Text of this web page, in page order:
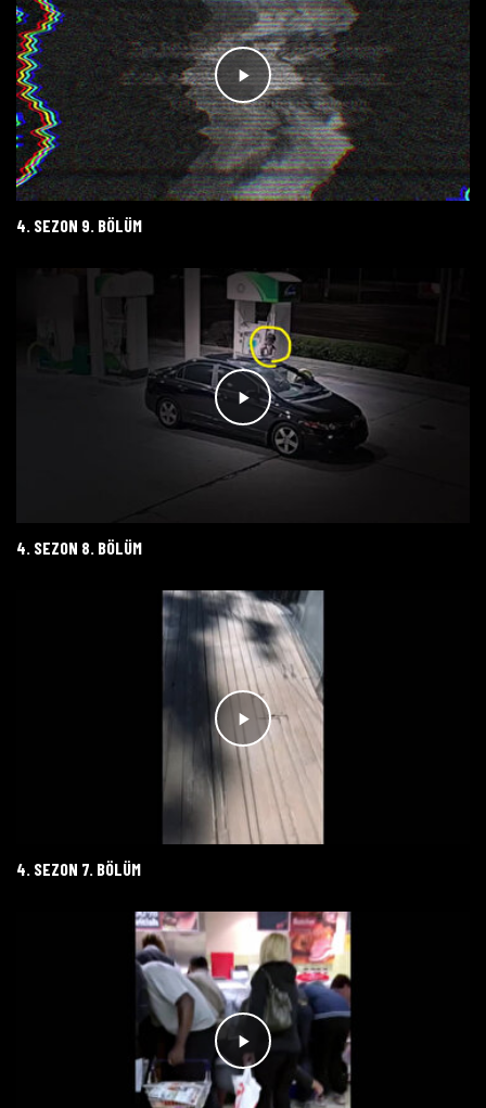
4. SEZON 9. BÖLÜM
4. SEZON 8. BÖLÜM
4. SEZON 7. BÖLÜM